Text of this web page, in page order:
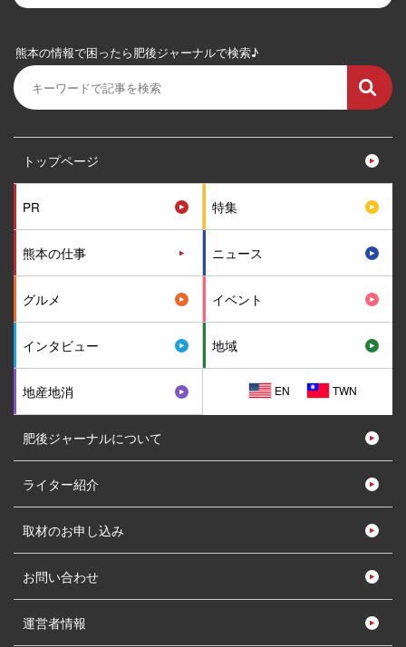
熊本の情報で困ったら肥後ジャーナルで検索♪
トップページ
PR 特集
熊本の仕事 ニュース
グルメ イベント
インタビュー 地域
地産地消 EN TWN
肥後ジャーナルについて
ライター紹介
取材のお申し込み
お問い合わせ
運営者情報